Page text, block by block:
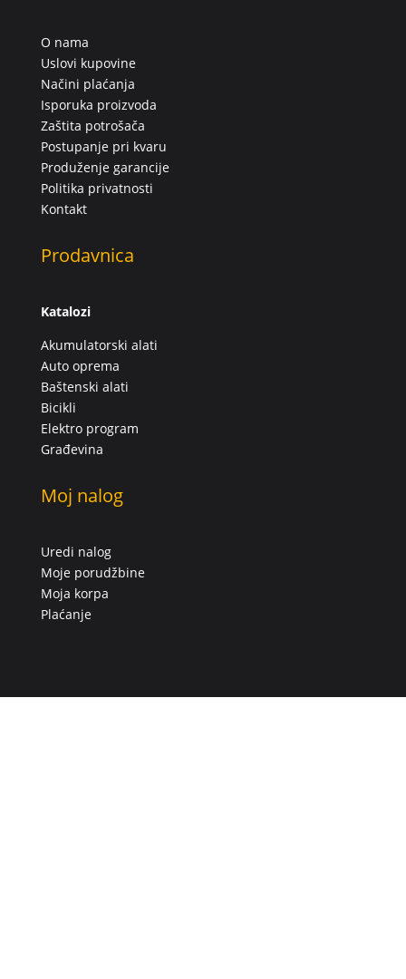
O nama
Uslovi kupovine
Načini plaćanja
Isporuka proizvoda
Zaštita potrošača
Postupanje pri kvaru
Produženje garancije
Politika privatnosti
Kontakt
Prodavnica
Katalozi
Akumulatorski alati
Auto oprema
Baštenski alati
Bicikli
Elektro program
Građevina
Moj nalog
Uredi nalog
Moje porudžbine
Moja korpa
Plaćanje